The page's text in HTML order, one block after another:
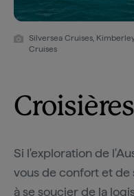
Silversea Cruises,
Cruises
Si l'exploration de
vous de confort et de
à se soucier de la